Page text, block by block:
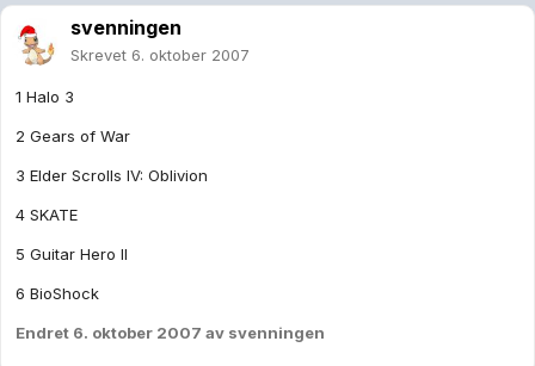
svenningen
Skrevet 6. oktober 2007
1 Halo 3
2 Gears of War
3 Elder Scrolls IV: Oblivion
4 SKATE
5 Guitar Hero II
6 BioShock
Endret 6. oktober 2007 av svenningen